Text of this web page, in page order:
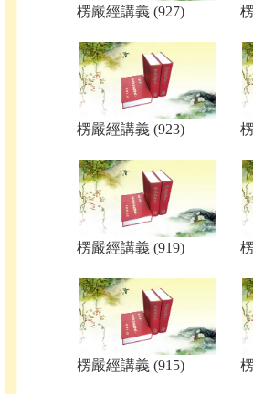
楞嚴經講義 (927)
楞嚴經講義 (923)
楞嚴經講義 (919)
楞嚴經講義 (915)